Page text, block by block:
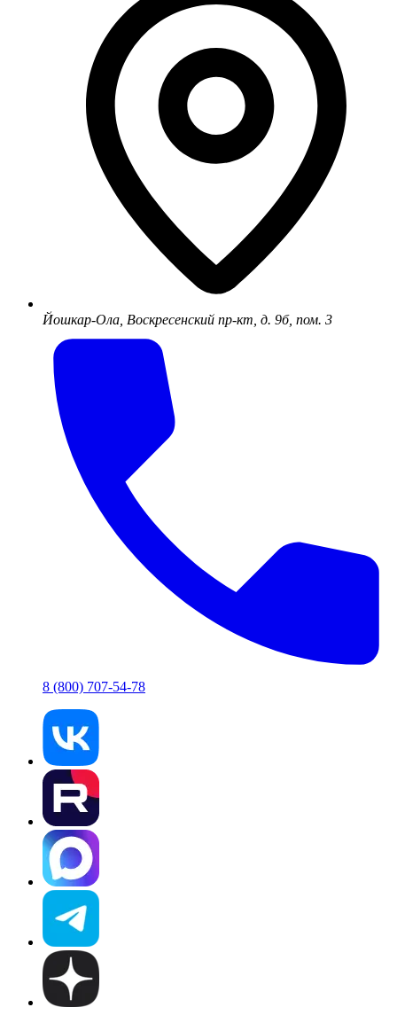
Йошкар-Ола, Воскресенский пр-кт, д. 9б, пом. 3
8 (800) 707-54-78